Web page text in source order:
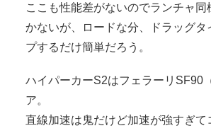
ここも性能差がないのでランチャ同
かないが、ロードな分、ドラッグタ
プするだけ簡単だろう。
ハイパーカーS2はフェラーリSF90
ア。
直線加速は鬼だけど加速が強すぎて